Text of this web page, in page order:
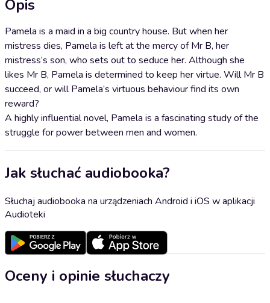
Opis
Pamela is a maid in a big country house. But when her
mistress dies, Pamela is left at the mercy of Mr B, her
mistress’s son, who sets out to seduce her. Although she
likes Mr B, Pamela is determined to keep her virtue. Will Mr B
succeed, or will Pamela’s virtuous behaviour find its own
reward?
A highly influential novel, Pamela is a fascinating study of the
struggle for power between men and women.
Jak słuchać audiobooka?
Słuchaj audiobooka na urządzeniach Android i iOS w aplikacji
Audioteki
Oceny i opinie słuchaczy